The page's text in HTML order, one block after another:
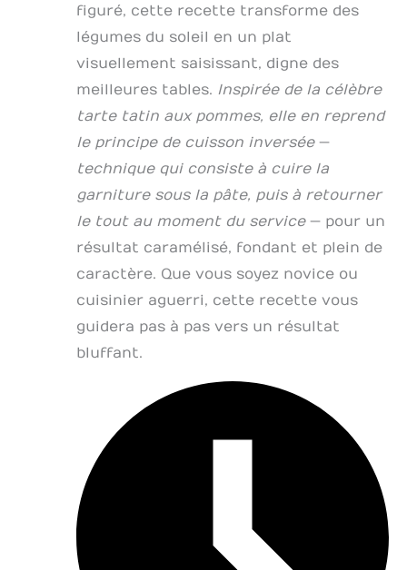
figuré, cette recette transforme des
légumes du soleil en un plat
visuellement saisissant, digne des
meilleures tables. Inspirée de la célèbre
tarte tatin aux pommes, elle en reprend
le principe de cuisson inversée—
technique qui consiste à cuire la
garniture sous la pâte, puis à retourner
le tout au moment du service— pour un
résultat caramélisé, fondant et plein de
caractère. Que vous soyez novice ou
cuisinier aguerri, cette recette vous
guidera pas à pas vers un résultat
bluffant.